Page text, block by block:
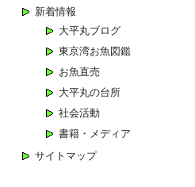
新着情報
大平丸ブログ
東京湾お魚図鑑
お魚直売
大平丸の台所
社会活動
書籍・メディア
サイトマップ